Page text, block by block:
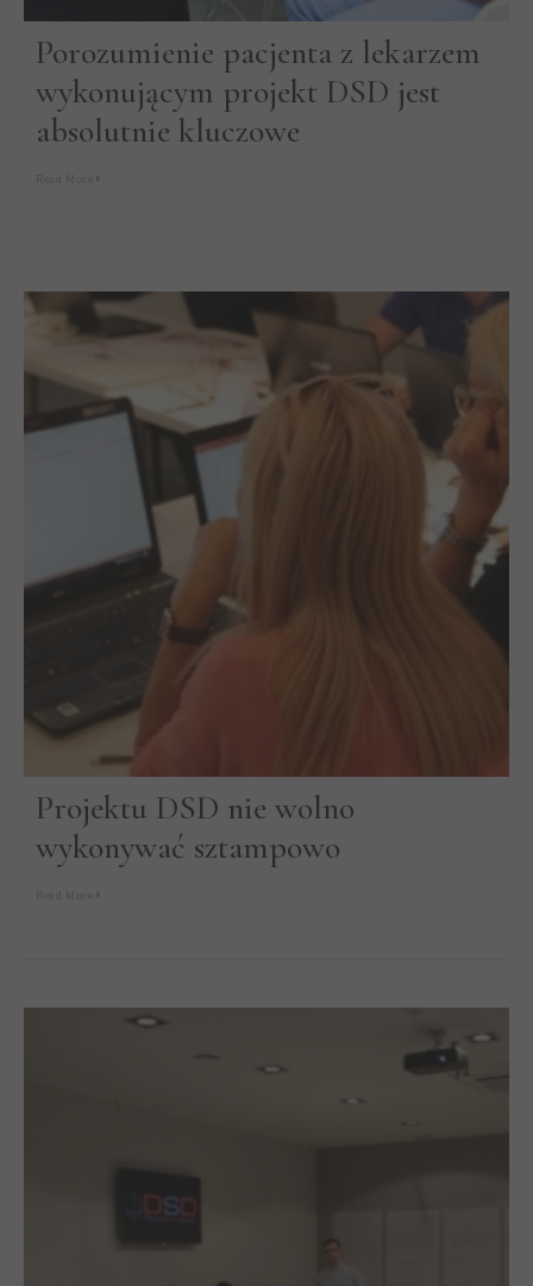
Porozumienie pacjenta z lekarzem
wykonującym projekt DSD jest
absolutnie kluczowe
Projektu DSD nie wolno
wykonywać sztampowo